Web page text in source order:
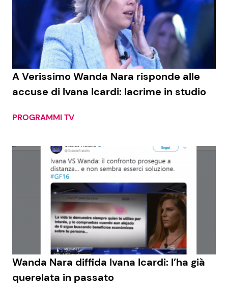
Chi siamo
Disclaimer e Privacy
Redazione
Contattaci
Pubblicità
A Verissimo Wanda Nara risponde alle
accuse di Ivana Icardi: lacrime in studio
PROGRAMMI TV
Wanda Nara diffida Ivana Icardi: l’ha già
querelata in passato